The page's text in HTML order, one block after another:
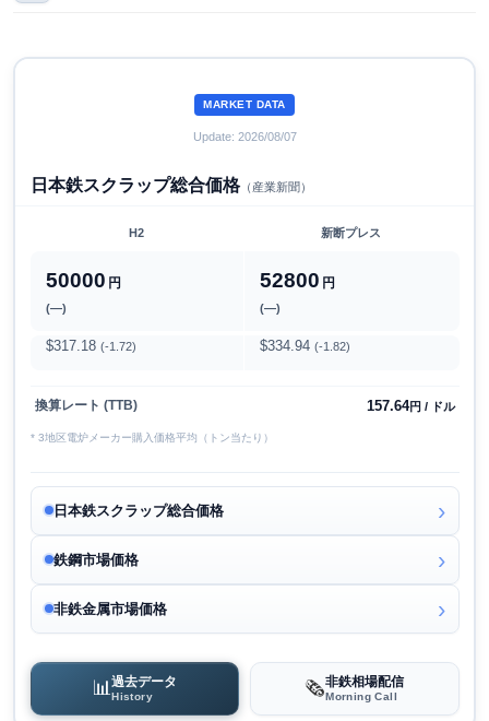
MARKET DATA
Update: 2026/08/07
日本鉄スクラップ総合価格（産業新聞）
H2 新断プレス
50000 円
(―)
52800 円
(―)
$317.18 (-1.72) $334.94 (-1.82)
換算レート (TTB) 157.64円 / ドル
* 3地区電炉メーカー購入価格平均（トン当たり）
日本鉄スクラップ総合価格
鉄鋼市場価格
非鉄金属市場価格
📊過去データ
History 🗞️非鉄相場配信
Morning Call